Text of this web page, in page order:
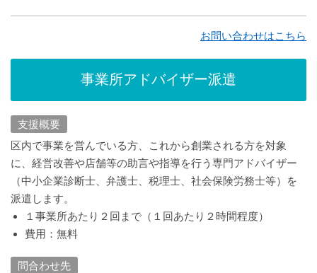
お問い合わせはこちら
事業所アドバイザー派遣
支援概要
区内で事業を営んでいる方、これから創業される方を対象
に、経営改善や店舗等の助言や指導を行う専門アドバイザー
（中小企業診断士、弁護士、税理士、社会保険労務士等）を
派遣します。
１事業所あたり２回まで（１回あたり２時間程度）
費用：無料
問合わせ先